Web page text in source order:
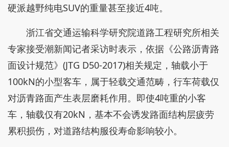
硬派越野纯电SUV的重量甚至接近4吨。
浙江省交通运输科学研究院道路工程研究所相关
专家接受潮新闻记者采访时表示，依据《公路沥青路
面设计规范》(JTG D50-2017)相关规定，轴载小于
100kN的小型客车，属于轻载交通范畴，行车荷载仅
对沥青路面产生表层磨耗作用。即使4吨重的小客
车，轴载仅有20kN，基本不会诱发路面结构层疲劳
累积损伤，对道路结构服役寿命影响较小。